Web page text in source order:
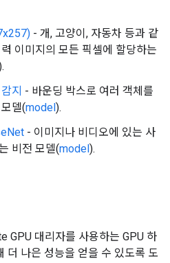
- 개, 고양이, 자동차 등과 같
이미지의 모든 픽셀에 할당하는
지 - 바운딩 박스로 여러 객체를
델(model).
- 이미지나 비디오에 있는 사
비전 모델(model).
GPU 대리자를 사용하는 GPU 하
더 나은 성능을 얻을 수 있도록 도